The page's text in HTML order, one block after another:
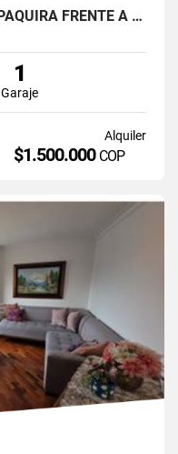
APARTAMENTO EN VENTA ZIPAQUIRÁ FRENTE A LA UNIMINUTO
1
Garaje
Alquiler
$1.500.000 COP